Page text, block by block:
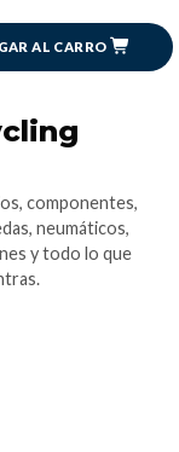
AL CARRO
componentes,
neumáticos,
y todo lo que